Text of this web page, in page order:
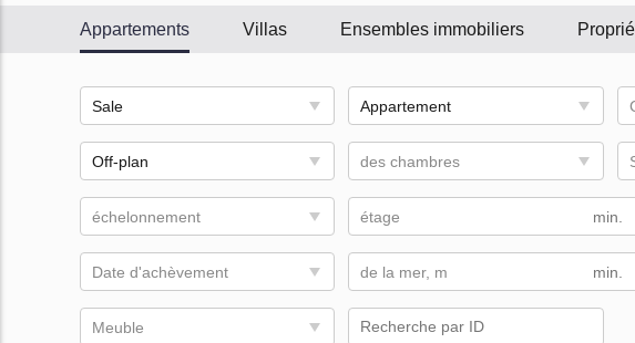
Appartements Villas Ensembles immobiliers
Sale Appartement
Off-plan des chambres
échelonnement étage
Date d'achèvement de la mer, m
Meuble